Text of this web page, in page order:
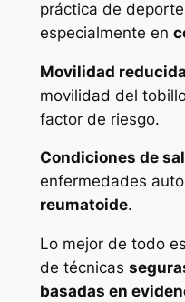
práctica de
especialmente en
Movilidad
movilidad del
factor de riesgo.
Condiciones de
enfermedades
reumatoide.
Lo mejor de todo
de técnicas
basadas en